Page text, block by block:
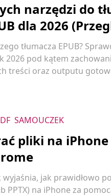
narzędzi do
dla 2026
tłumacza EPUB?
2026 pod kątem
treści oraz outputu
SAMOUCZEK
pliki na
jak prawidłowo
PPTX) na iPhone za